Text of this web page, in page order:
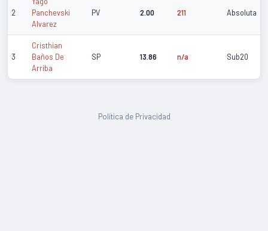
2
Panchevski
Alvarez
PV 2.00 211 Absoluta
3
Cristhian
Baños De
Arriba
SP 13.86 n/a Sub20
Política de Privacidad